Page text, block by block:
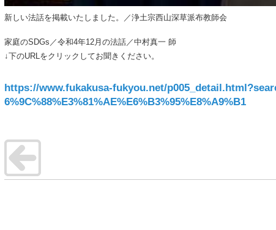
新しい法話を掲載いたしました。／浄土宗西山深草派布教師会
家庭のSDGs／令和4年12月の法話／中村真一 師
↓下のURLをクリックしてお聞きください。
https://www.fukakusa-fukyou.net/
6%9C%88%E3%81%AE%E6%B3%95%E8%A9%B1